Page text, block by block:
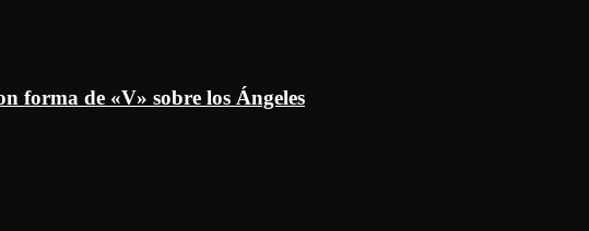
forma de «V» sobre los Ángeles